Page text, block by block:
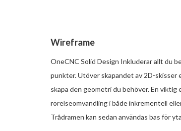
Wireframe
OneCNC Solid Design Inkluderar allt du
punkter. Utöver skapandet av 2D-
skapa den geometri du behöver. En
rörelseomvandling i både inkrementell
Trådramen kan sedan användas bas för